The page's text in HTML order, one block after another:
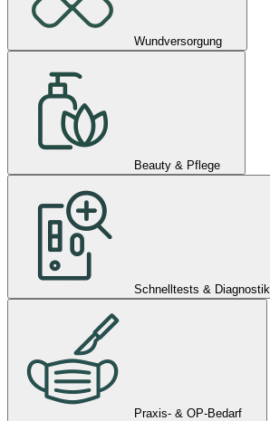
Wundversorgung
Beauty & Pflege
Schnelltests & Diagnostik
Praxis- & OP-Bedarf